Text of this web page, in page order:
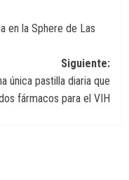
en la Sphere de Las
Siguiente:
única pastilla diaria que
fármacos para el VIH